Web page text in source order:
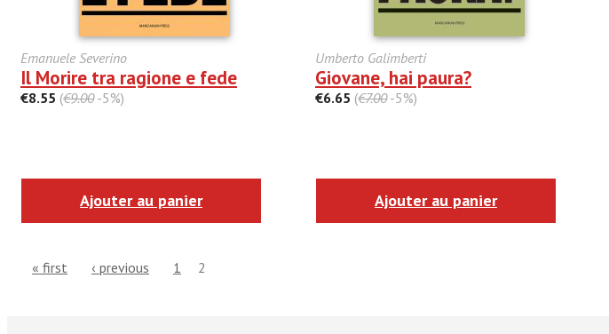
Emanuele Severino
Il Morire tra ragione e fede
€8.55 (€9.00-5%)
Ajouter au panier
Umberto Galimberti
Giovane, hai paura?
€6.65 (€7.00-5%)
Ajouter au panier
« first ‹ previous 1 2